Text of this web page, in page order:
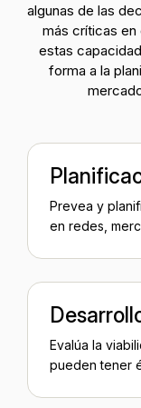
algunas de las
más críticas en
estas
forma a la
Prevea y
en redes,
Evalúa la
pueden tener